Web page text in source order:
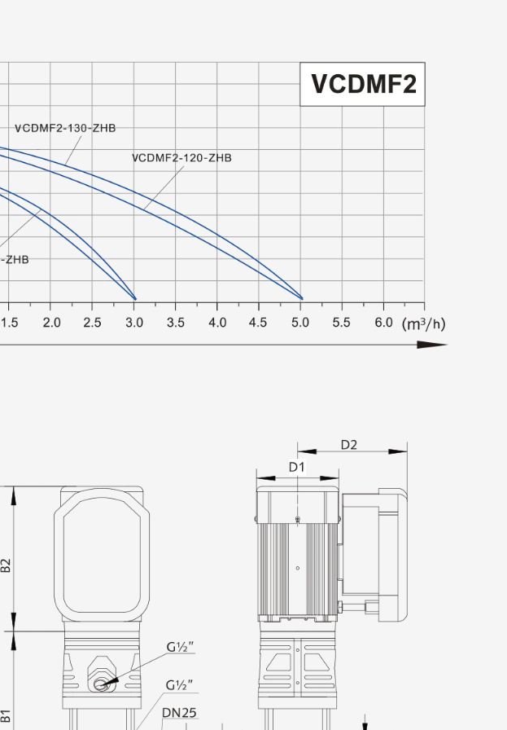
конструкция VCDMF6 обеспечивает высокое давление и скорость потока, что
делает его пригодным для различных коммерческих и промышленных
применений. Его прочная конструкция обеспечивает долговременную
надежность и долговечность.
Интеллектуальные функции управления: интеллектуальная система
управления обеспечивает точную настройку и мониторинг, обеспечивая
хорошую производительность и быстрое реагирование на изменения
требований системы.
Особенности продукта
1. Баланс производительности:
Эффективная интеграция двигателя и привода: сочетание
высокопроизводительного двигателя с постоянными магнитами и
Низкий уровень шума и вибрации. Усовершенствованная конструкция
VCDMF6 снижает шум и вибрацию, обеспечивая более тихую и приятную
рабочую среду.
VCDMF6 поддерживает цели устойчивого развития и снижает выбросы
3. Универсальные приложения:
Коммерческое и промышленное использование: VCDMF6 предназначен для
широкого спектра применений, включая городские системы водоснабжения,
промышленные процессы и коммерческие здания. Его универсальные
характеристики делают его идеальным выбором для требовательных условий